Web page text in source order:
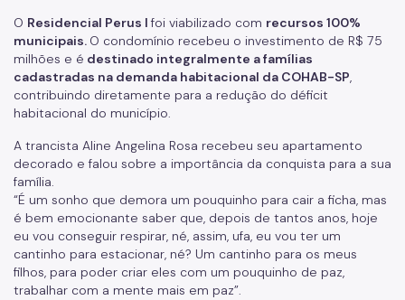
O Residencial Perus Ifoi viabilizado com recursos 100%
municipais. O condomínio recebeu o investimento de R$ 75
milhões e é destinado integralmente a famílias
cadastradas na demanda habitacional da COHAB-SP,
contribuindo diretamente para a redução do déficit
habitacional do município.
A trancista Aline Angelina Rosa recebeu seu apartamento
decorado e falou sobre a importância da conquista para a sua
família.
“É um sonho que demora um pouquinho para cair a ficha, mas
é bem emocionante saber que, depois de tantos anos, hoje
eu vou conseguir respirar, né, assim, ufa, eu vou ter um
cantinho para estacionar, né? Um cantinho para os meus
filhos, para poder criar eles com um pouquinho de paz,
trabalhar com a mente mais em paz”.